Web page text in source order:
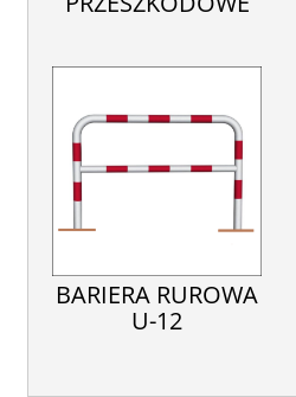
BARIERA RUROWA
U-12